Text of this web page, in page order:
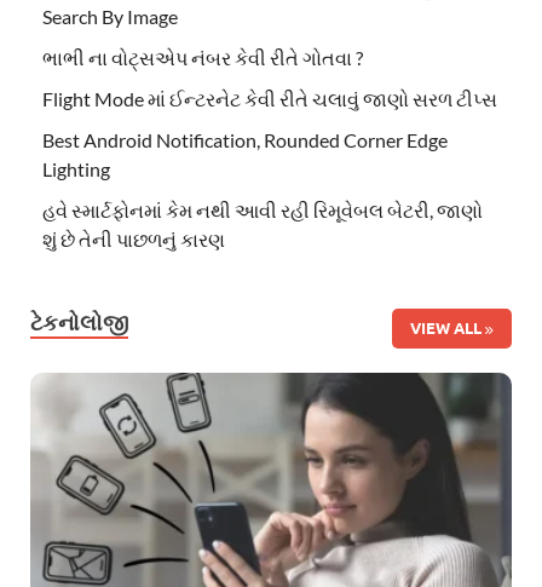
Search By Image
ભાભી ના વોટ્સએપ નંબર કેવી રીતે ગોતવા ?
Flight Mode માં ઈન્ટરનેટ કેવી રીતે ચલાવું જાણો સરળ ટીપ્સ
Best Android Notification, Rounded Corner Edge
Lighting
હવે સ્માર્ટફોનમાં કેમ નથી આવી રહી રિમૂવેબલ બેટરી, જાણો
શું છે તેની પાછળનું કારણ
ટેકનોલોજી VIEW ALL